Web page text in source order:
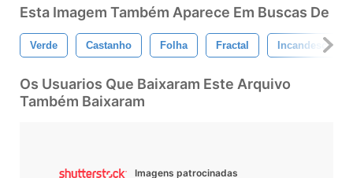
Esta Imagem Também Aparece Em Buscas De
Verde Castanho Folha Fractal Incandescente
Os Usuarios Que Baixaram Este Arquivo
Também Baixaram
Imagens patrocinadas